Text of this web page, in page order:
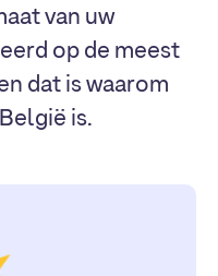
van uw
op de meest
dat is waarom
is.